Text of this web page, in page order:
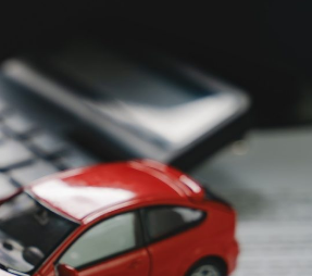
ignorat. Google nu îți măsoară
ceva despre cât de util e
aproape de la sine. Cineva îl
articol, un partener îl trimite în
la autoritatea domeniului tău,